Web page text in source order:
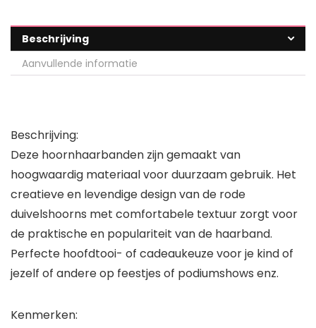
Beschrijving
Aanvullende informatie
Beschrijving:
Deze hoornhaarbanden zijn gemaakt van
hoogwaardig materiaal voor duurzaam gebruik. Het
creatieve en levendige design van de rode
duivelshoorns met comfortabele textuur zorgt voor
de praktische en populariteit van de haarband.
Perfecte hoofdtooi- of cadeaukeuze voor je kind of
jezelf of andere op feestjes of podiumshows enz.
Kenmerken: